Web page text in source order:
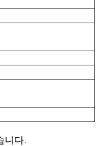
니다.